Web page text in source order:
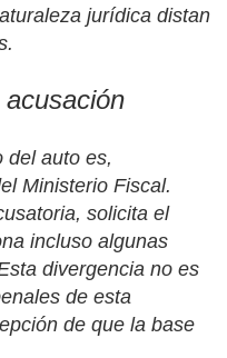
jurídica distan
del auto es,
Ministerio Fiscal.
solicita el
incluso algunas
divergencia no es
de esta
de que la base